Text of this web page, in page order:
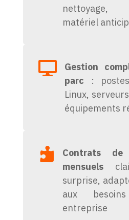
nettoyage,
matériel

Gestion
parc :
Linux,
équipements

Contrats de
mensuels
surprise,
aux
entreprise